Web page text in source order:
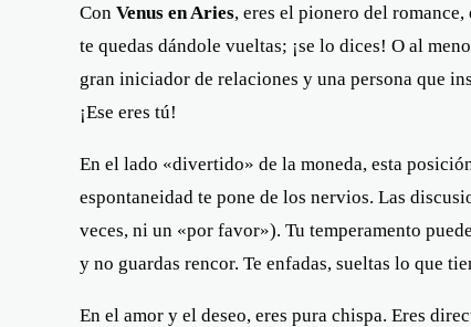
Con Venus en Aries, eres el pionero del
te quedas dándole vueltas; ¡se lo dices! O al
gran iniciador de relaciones y una persona que
¡Ese eres tú!
En el lado «divertido» de la moneda, esta
espontaneidad te pone de los nervios. Las
veces, ni un «por favor»). Tu temperamento
y no guardas rencor. Te enfadas, sueltas lo que
En el amor y el deseo, eres pura chispa. Eres